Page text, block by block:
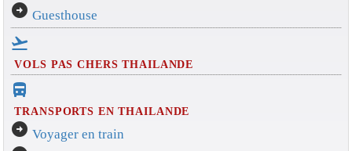
arrow_circle_right Guesthouse
flight_takeoff
VOLS PAS CHERS THAILANDE
directions_bus_filled
TRANSPORTS EN THAILANDE
arrow_circle_right Voyager en train